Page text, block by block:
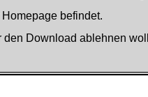
Homepage befindet.
den Download ablehnen